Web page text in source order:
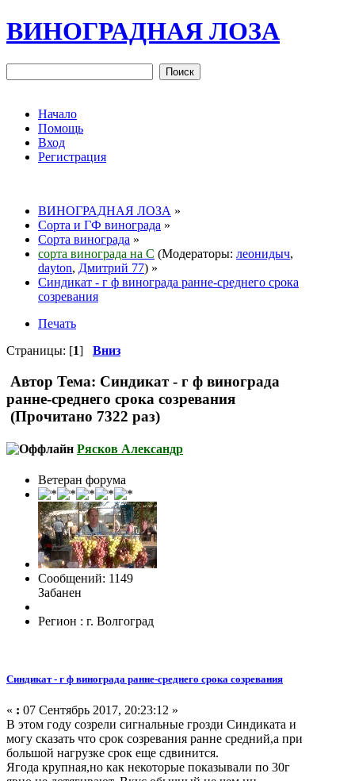
ВИНОГРАДНАЯ ЛОЗА
Начало
Помощь
Вход
Регистрация
ВИНОГРАДНАЯ ЛОЗА »
Сорта и ГФ винограда »
Сорта винограда »
сорта винограда на С (Модераторы: леонидыч,
dayton, Дмитрий 77) »
Синдикат - г ф винограда ранне-среднего срока
созревания
Печать
Страницы: [1] Вниз
Автор Тема: Синдикат - г ф винограда
ранне-среднего срока созревания
(Прочитано 7322 раз)
Рясков Александр
Ветеран форума
Сообщений: 1149
Забанен
Регион : г. Волгоград
Синдикат - г ф винограда ранне-среднего срока созревания
« : 07 Сентябрь 2017, 20:23:12 »
В этом году созрели сигнальные грозди Синдиката и
могу сказать что срок созревания ранне средний,а при
большой нагрузке срок еще сдвинится.
Ягода крупная,но как некоторые показывали по 30г